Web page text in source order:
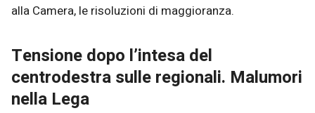
alla Camera, le risoluzioni di maggioranza.
Tensione dopo l’intesa del
centrodestra sulle regionali. Malumori
nella Lega